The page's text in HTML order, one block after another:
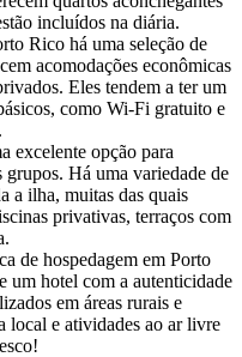
incluídos na diária.
Rico há uma seleção de
acomodações econômicas
Eles tendem a ter um
como Wi-Fi gratuito e
excelente opção para
grupos. Há uma variedade de
a ilha, muitas das quais
privativas, terraços com
de hospedagem em Porto
um hotel com a autenticidade
em áreas rurais e
local e atividades ao ar livre